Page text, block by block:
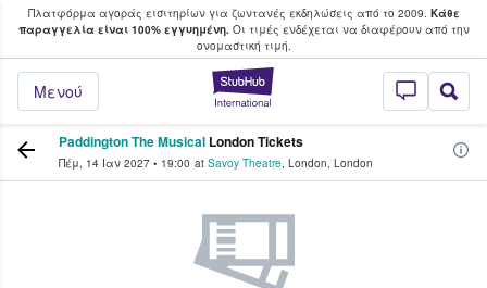
Πλατφόρμα αγοράς εισιτηρίων για ζωντανές εκδηλώσεις από το 2009. Κάθε
παραγγελία είναι 100% εγγυημένη.Οι τιμές ενδέχεται να διαφέρουν από την
oνομαστική τιμή.
StubHub - Όπου
Μενού
φαν αγοράζουν και πουλούν
Paddington The Musical London Tickets
Πέμ, 14 Ιαν 2027 • 19:00 at Savoy Theatre, London, London